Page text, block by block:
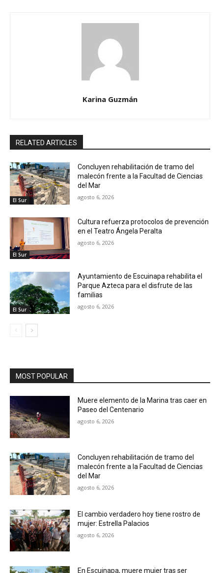
Karina Guzmán
RELATED ARTICLES
El Sur
Concluyen rehabilitación de tramo del
malecón frente a la Facultad de Ciencias
del Mar
agosto 6, 2026
El Sur
Cultura refuerza protocolos de prevención
en el Teatro Ángela Peralta
agosto 6, 2026
El Sur
Ayuntamiento de Escuinapa rehabilita el
Parque Azteca para el disfrute de las
familias
agosto 6, 2026
MOST POPULAR
Muere elemento de la Marina tras caer en
Paseo del Centenario
agosto 6, 2026
Concluyen rehabilitación de tramo del
malecón frente a la Facultad de Ciencias
del Mar
agosto 6, 2026
El cambio verdadero hoy tiene rostro de
mujer: Estrella Palacios
agosto 6, 2026
En Escuinapa, muere mujer tras ser